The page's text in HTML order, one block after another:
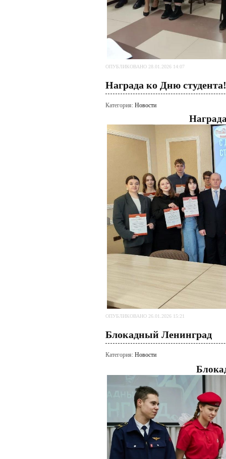
ОПУБЛИКОВАНО 28.01.2026 14:07
Награда ко Дню студента!
Категория: Новости
ОПУБЛИКОВАНО 26.01.2026 15:21
Блокадный Ленинград
Категория: Новости